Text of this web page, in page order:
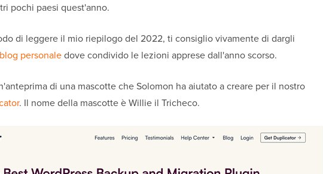
pochi paesi quest'anno.
di leggere il mio riepilogo del 2022, ti consiglio vivamente di dargli
personaledove condivido le lezioni apprese dall'anno scorso.
di una mascotte che Solomon ha aiutato a creare per il nostro
. Il nome della mascotte è Willie il Tricheco.